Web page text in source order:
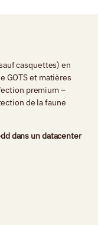
casquettes) en
GOTS et matières
premium –
de la faune
dans un datacenter